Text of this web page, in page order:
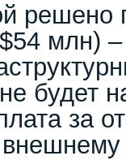
решено
млн) –
будет
за